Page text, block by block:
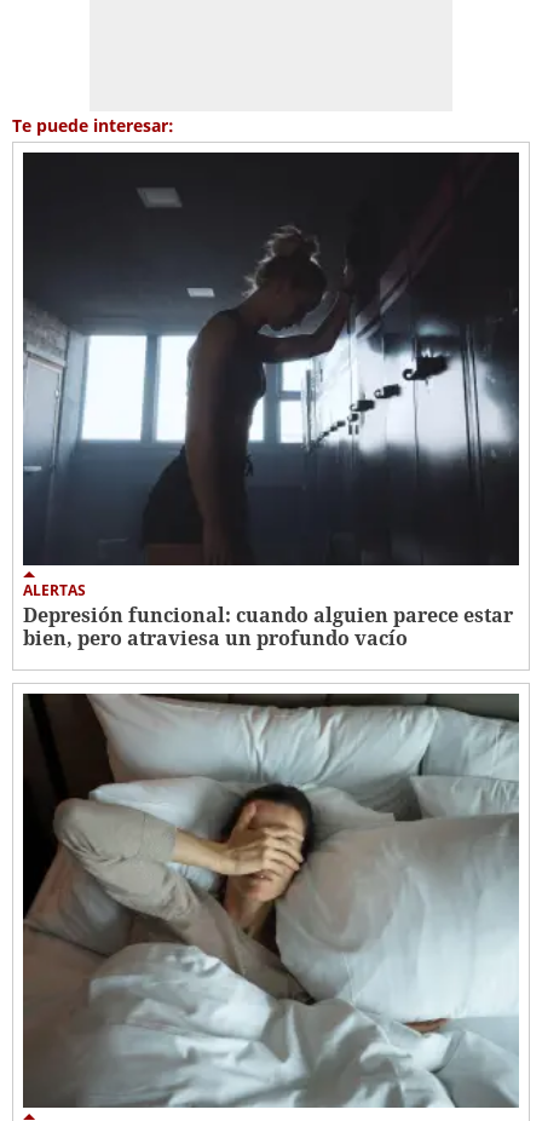
Te puede interesar:
ALERTAS
Depresión funcional: cuando alguien parece estar
bien, pero atraviesa un profundo vacío